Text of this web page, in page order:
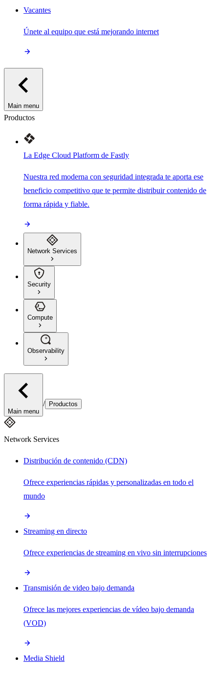
Vacantes
Únete al equipo que está mejorando internet
Main menu
Productos
La Edge Cloud Platform de Fastly
Nuestra red moderna con seguridad integrada te aporta ese
beneficio competitivo que te permite distribuir contenido de
forma rápida y fiable.
Network Services
Security
Compute
Observability
Main menu
/ Productos
Network Services
Distribución de contenido (CDN)
Ofrece experiencias rápidas y personalizadas en todo el
mundo
Streaming en directo
Ofrece experiencias de streaming en vivo sin interrupciones
Transmisión de video bajo demanda
Ofrece las mejores experiencias de vídeo bajo demanda
(VOD)
Media Shield